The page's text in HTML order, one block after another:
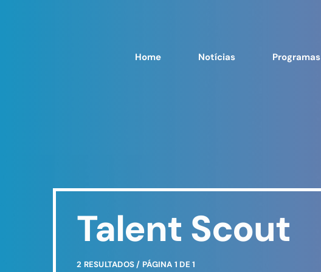
Home Notícias Programas
Talent Scout
2 RESULTADOS / PÁGINA 1 DE 1